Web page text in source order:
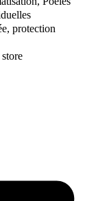
protection